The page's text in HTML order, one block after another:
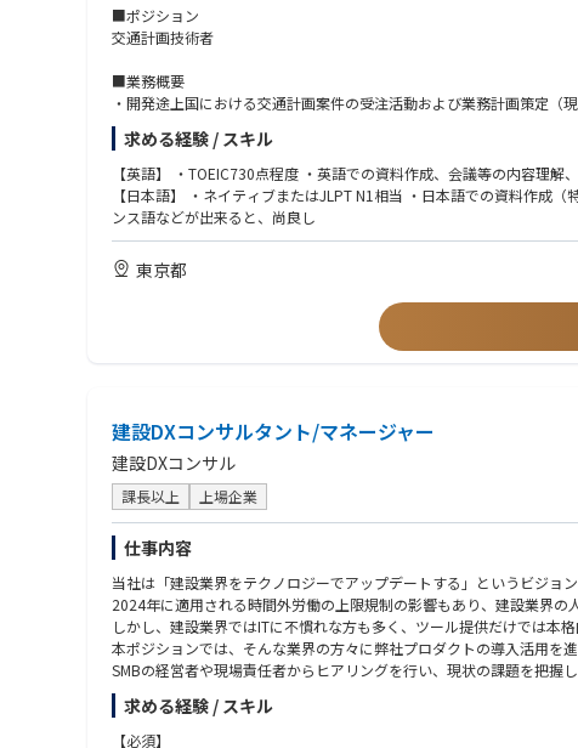
■ポジション
交通計画技術者
■業務概要
・開発途上国における交通計画案件の受注活動および業務計画策定（現
具体的には下記のような業務を行って頂きます。
①交通改善に向けた各種提案
②交通調査、将来需要予測、戦略・計画策定、評価等
③発注者および現地政府機関、協力者等との協議
※短期海外出張に行って頂きます。
求める経験 / スキル
【英語】 ・TOEIC730点程度 ・英語での資料作成、会議等の内容理
【日本語】 ・ネイティブまたはJLPT N1相当 ・日本語での資料作成
ンス語などが出来ると、尚良し
東京都
建設DXコンサルタント/マネージャー
建設DXコンサル
課長以上 上場企業
仕事内容
当社は「建設業界をテクノロジーでアップデートする」というビジョ
2024年に適用される時間外労働の上限規制の影響もあり、建設業界
しかし、建設業界ではITに不慣れな方も多く、ツール提供だけでは本格
本ポジションでは、そんな業界の方々に弊社プロダクトの導入活用を
SMBの経営者や現場責任者からヒアリングを行い、現状の課題を把握
また、経営戦略・DX戦略をDXコンサルチーム全体へ落とし込み、メ
できる仕組みづくりを行っていただきます。
この伸びしろの多い巨大市場において、私たちと一緒にチャレンジし
求める経験 / スキル
【必須】